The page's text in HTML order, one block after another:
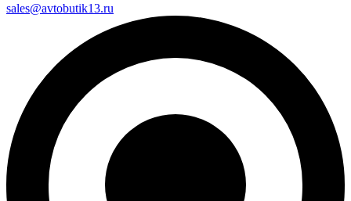
sales@avtobutik13.ru